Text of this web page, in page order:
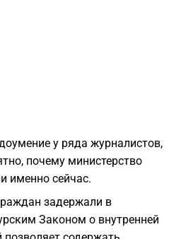
у ряда журналистов,
почему министерство
именно сейчас.
задержали в
Законом о внутренней